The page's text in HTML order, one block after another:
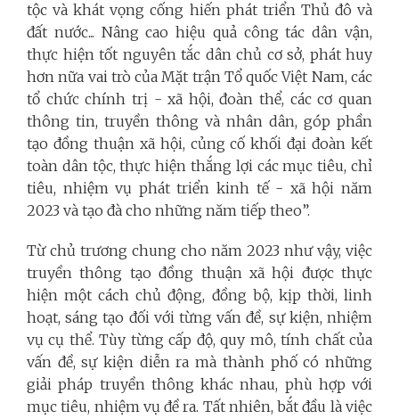
tộc và khát vọng cống hiến phát triển Thủ đô và
đất nước... Nâng cao hiệu quả công tác dân vận,
thực hiện tốt nguyên tắc dân chủ cơ sở, phát huy
hơn nữa vai trò của Mặt trận Tổ quốc Việt Nam, các
tổ chức chính trị - xã hội, đoàn thể, các cơ quan
thông tin, truyền thông và nhân dân, góp phần
tạo đồng thuận xã hội, củng cố khối đại đoàn kết
toàn dân tộc, thực hiện thắng lợi các mục tiêu, chỉ
tiêu, nhiệm vụ phát triển kinh tế - xã hội năm
2023 và tạo đà cho những năm tiếp theo”.
Từ chủ trương chung cho năm 2023 như vậy, việc
truyền thông tạo đồng thuận xã hội được thực
hiện một cách chủ động, đồng bộ, kịp thời, linh
hoạt, sáng tạo đối với từng vấn đề, sự kiện, nhiệm
vụ cụ thể. Tùy từng cấp độ, quy mô, tính chất của
vấn đề, sự kiện diễn ra mà thành phố có những
giải pháp truyền thông khác nhau, phù hợp với
mục tiêu, nhiệm vụ đề ra. Tất nhiên, bắt đầu là việc